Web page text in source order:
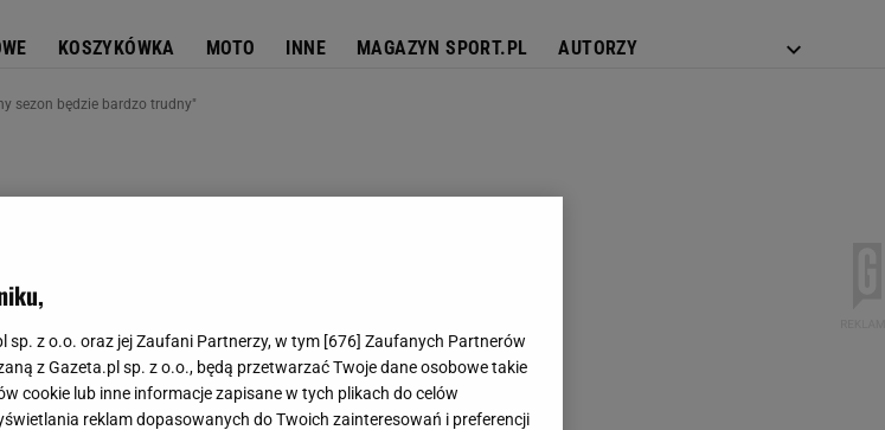
KOSZYKÓWKA MOTO INNE MAGAZYN SPORT.PL AUTORZY
sezon będzie bardzo trudny"
sp. z o.o. oraz jej Zaufani Partnerzy, w tym [676] Zaufanych Partnerów
z Gazeta.pl sp. z o.o., będą przetwarzać Twoje dane osobowe takie
cookie lub inne informacje zapisane w tych plikach do celów
reklam dopasowanych do Twoich zainteresowań i preferencji